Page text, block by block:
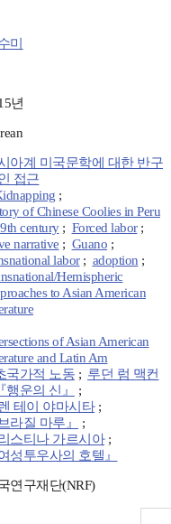
미
년
아계 미국문학에 대한 반구
접근
;
of Chinese Coolies in Peru
century; Forced labor;
narrative ; Guano ;
labor; adoption ;
Hemispheric
to Asian American
of Asian American
and Latin Am
국가적 노동 ; 루던 럼 맥컨
『행운의 신』
;
테이 야마시타;
라질 마루』
;
스티나 가르시아;
여성투우사의 호텔』
연구재단(NRF)